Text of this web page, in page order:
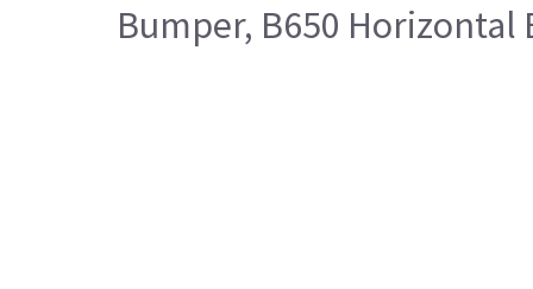
Bumper, B650 Horizontal